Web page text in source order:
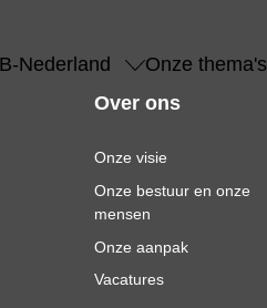
Nederland Onze thema's
Over ons
Onze visie
Onze bestuur en onze
mensen
Onze aanpak
Vacatures